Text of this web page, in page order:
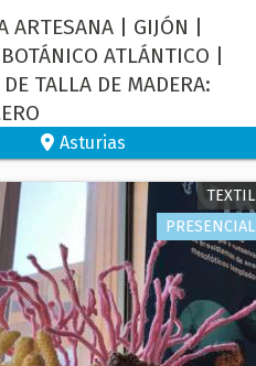
ARTESANA | GIJÓN |
ATLÁNTICO |
TALLA DE MADERA:
Asturias
TEXTIL
PRESENCIAL